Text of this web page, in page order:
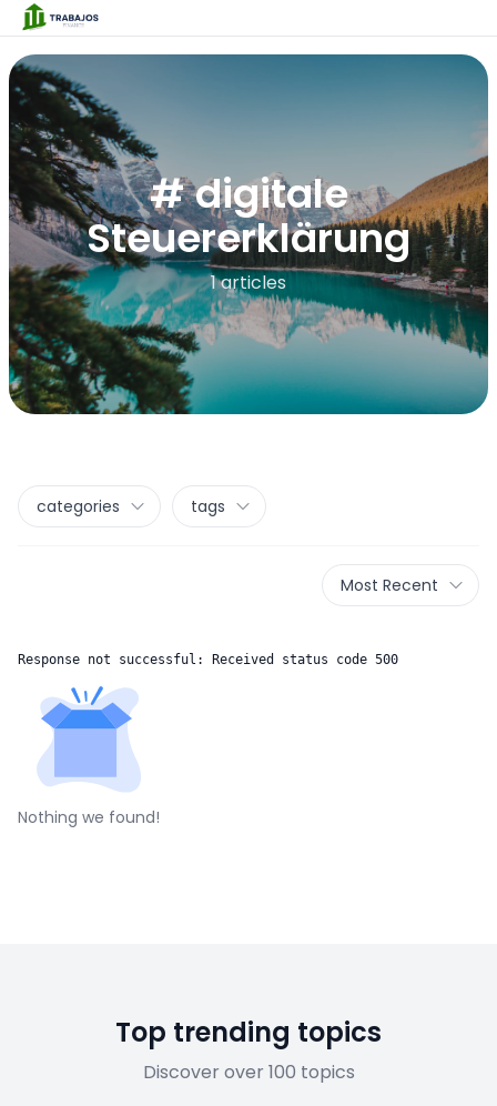
# digitale
Steuererklärung
1 articles
categories tags
Most Recent
Response not successful: Received status code 500
Nothing we found!
Top trending topics
Discover over 100 topics